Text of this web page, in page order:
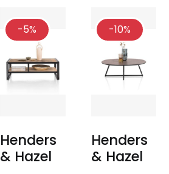
-5%
Henders
& Hazel
-10%
Henders
& Hazel